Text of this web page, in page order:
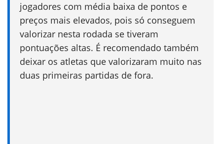
jogadores com média baixa de pontos e
preços mais elevados, pois só conseguem
valorizar nesta rodada se tiveram
pontuações altas. É recomendado também
deixar os atletas que valorizaram muito nas
duas primeiras partidas de fora.